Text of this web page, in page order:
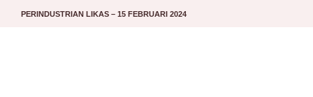
PERINDUSTRIAN LIKAS – 15 FEBRUARI 2024